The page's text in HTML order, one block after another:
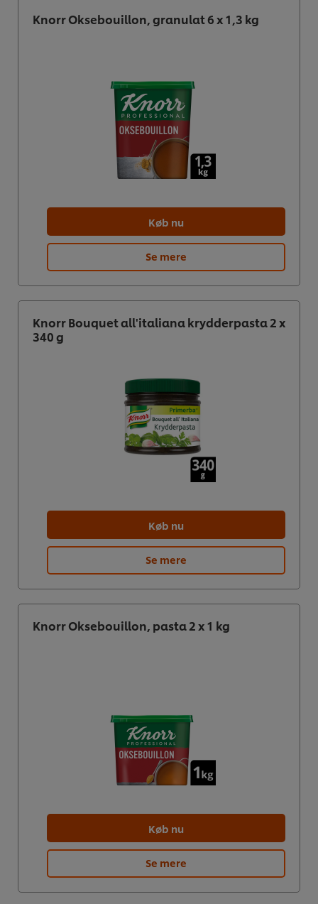
Knorr Oksebouillon, granulat 6 x 1,3 kg
Køb nu
Se mere
Knorr Bouquet all'italiana krydderpasta 2 x
340 g
Køb nu
Se mere
Knorr Oksebouillon, pasta 2 x 1 kg
Køb nu
Se mere